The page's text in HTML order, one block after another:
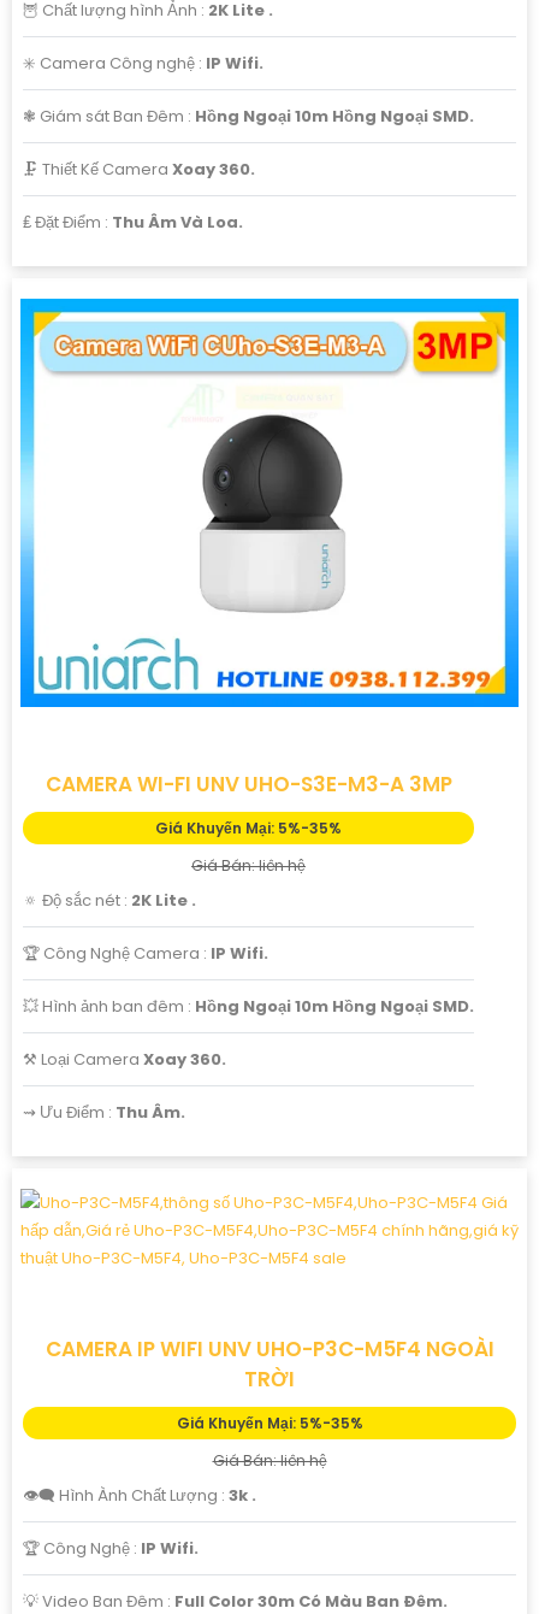
🦉 Chất lượng hình Ảnh : 2K Lite .
✳️ Camera Công nghệ : IP Wifi.
❃ Giám sát Ban Đêm : Hồng Ngoại 10m Hồng Ngoại SMD.
🗜️ Thiết Kế Camera Xoay 360.
️₤ Đặt Điểm : Thu Âm Và Loa.
CAMERA WI-FI UNV UHO-S3E-M3-A 3MP
Giá Khuyến Mại: 5%-35%
Giá Bán: liên hệ
🔅 Độ sắc nét : 2K Lite .
🏆 Công Nghệ Camera : IP Wifi.
💥 Hình ảnh ban đêm : Hồng Ngoại 10m Hồng Ngoại SMD.
⚒ Loại Camera Xoay 360.
️⇝ Ưu Điểm : Thu Âm.
CAMERA IP WIFI UNV UHO-P3C-M5F4 NGOÀI
TRỜI
Giá Khuyến Mại: 5%-35%
Giá Bán: liên hệ
👁️‍🗨 Hình Ành Chất Lượng : 3k .
🏆 Công Nghệ : IP Wifi.
💡 Video Ban Đêm : Full Color 30m Có Màu Ban Ðêm.